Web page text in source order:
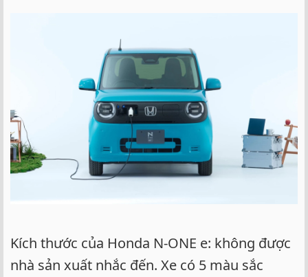
Kích thước của Honda N-ONE e: không được
nhà sản xuất nhắc đến. Xe có 5 màu sắc